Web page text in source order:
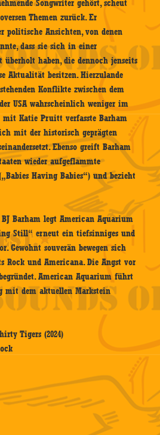
Songwriter gehört, scheut
Themen zurück. Er
politische Ansichten, von denen
dass sie sich in einer
überholt haben, die dennoch jenseits
Aktualität besitzen. Hierzulande
Konflikte zwischen dem
USA wahrscheinlich weniger im
mit Katie Pruitt verfasste Barham
mit der historisch geprägten
Ebenso greift Barham
wieder aufgeflammte
Having Babies“) und bezieht
Barham legt American Aquarium
Still“ erneut ein tiefsinniges und
Gewohnt souverän bewegen sich
Rock und Americana. Die Angst vor
American Aquarium führt
mit dem aktuellen Markstein
Tigers (2024)